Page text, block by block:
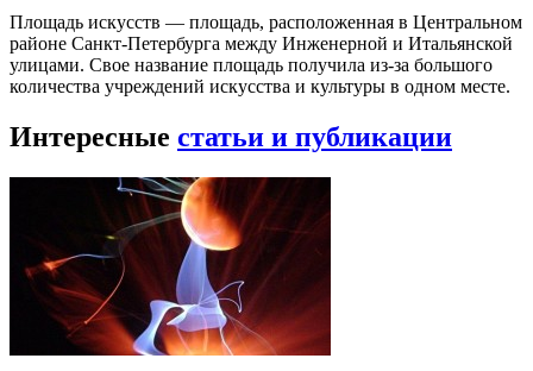
Площадь искусств — площадь, расположенная в Центральном
районе Санкт-Петербурга между Инженерной и Итальянской
улицами. Свое название площадь получила из-за большого
количества учреждений искусства и культуры в одном месте.
Интересные статьи и публикации